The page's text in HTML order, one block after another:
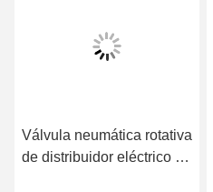
Dispensador eléctrico de
acero inoxidable